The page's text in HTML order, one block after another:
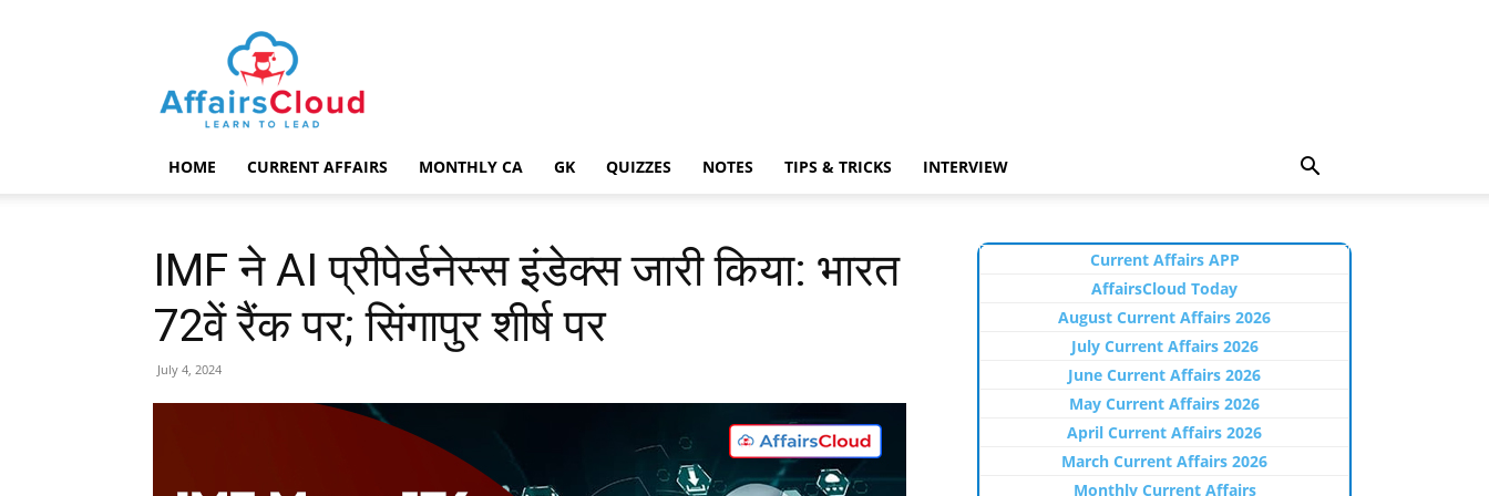
AffairsCloud.com
HOME CURRENT AFFAIRS MONTHLY CA GK QUIZZES NOTES TIPS & TRICKS INTERVIEW
IMF ने AI प्रीपेर्डनेस्स इंडेक्स जारी किया: भारत
72वें रैंक पर; सिंगापुर शीर्ष पर
July 4, 2024
Current Affairs APP
AffairsCloud Today
August Current Affairs 2026
July Current Affairs 2026
June Current Affairs 2026
May Current Affairs 2026
April Current Affairs 2026
March Current Affairs 2026
Monthly Current Affairs